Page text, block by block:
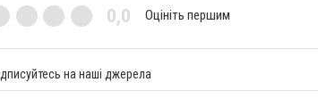
0,0 Оцініть першим
на наші джерела